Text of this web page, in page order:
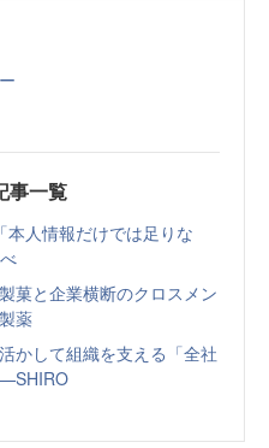
事一覧
人情報だけでは足りな
菓と企業横断のクロスメン
薬
かして組織を支える「全社